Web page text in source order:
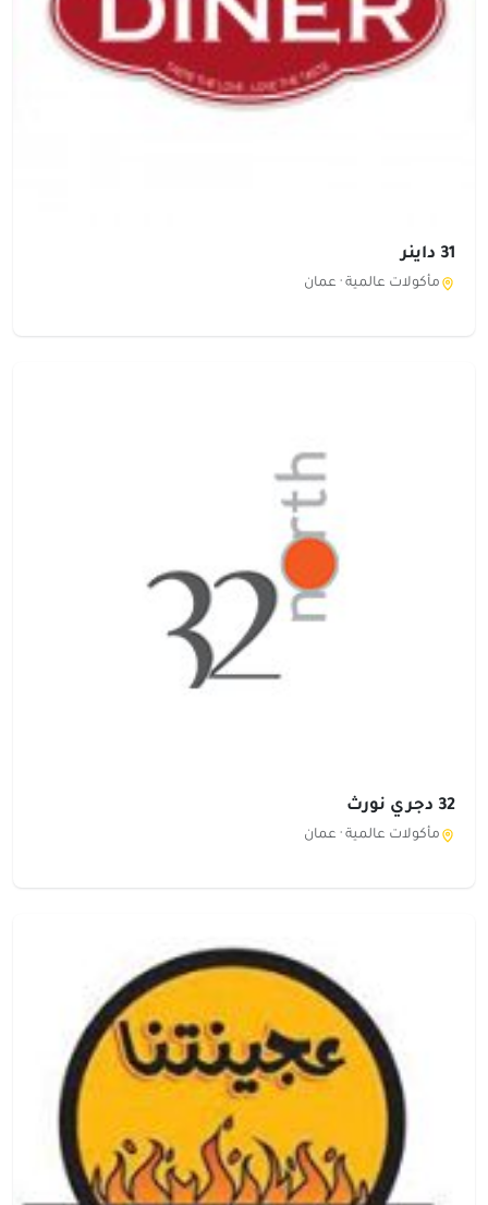
31 داينر
مأكولات عالمية · عمان
32 دجري نورث
مأكولات عالمية · عمان